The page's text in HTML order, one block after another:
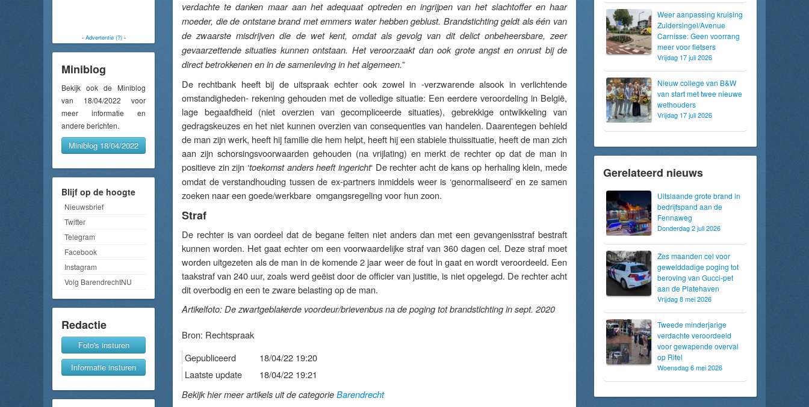
- Advertentie (?)-
Miniblog
Bekijk ook de Miniblog
van 18/04/2022 voor
meer informatie en
andere berichten.
Miniblog 18/04/2022
Blijf op de hoogte
Nieuwsbrief
Twitter
Telegram
Facebook
Instagram
Volg BarendrechtNU
Redactie
Foto's insturen
Informatie insturen
verdachte te danken maar aan het adequaat optreden en ingrijpen van het slachtoffer en haar
moeder, die de ontstane brand met emmers water hebben geblust. Brandstichting geldt als één van
de zwaarste misdrijven die de wet kent, omdat als gevolg van dit delict onbeheersbare, zeer
gevaarzettende situaties kunnen ontstaan. Het veroorzaakt dan ook grote angst en onrust bij de
direct betrokkenen en in de samenleving in het algemeen.”
De rechtbank heeft bij de uitspraak echter ook zowel in -verzwarende alsook in verlichtende
omstandigheden- rekening gehouden met de volledige situatie: Een eerdere veroordeling in België,
lage begaafdheid (niet overzien van gecompliceerde situaties), gebrekkige ontwikkeling van
gedragskeuzes en het niet kunnen overzien van consequenties van handelen. Daarentegen behield
de man zijn werk, heeft hij familie die hem helpt, heeft hij een stabiele thuissituatie, heeft de man zich
aan zijn schorsingsvoorwaarden gehouden (na vrijlating) en merkt de rechter op dat de man in
positieve zin zijn ‘toekomst anders heeft ingericht‘ De rechter acht de kans op herhaling klein, mede
omdat de verstandhouding tussen de ex-partners inmiddels weer is ‘genormaliseerd’ en ze samen
zoeken naar een goede/werkbare omgangsregeling voor hun zoon.
Straf
De rechter is van oordeel dat de begane feiten niet anders dan met een gevangenisstraf bestraft
kunnen worden. Het gaat echter om een voorwaardelijke straf van 360 dagen cel. Deze straf moet
worden uitgezeten als de man in de komende 2 jaar weer de fout in gaat en wordt veroordeeld. Een
taakstraf van 240 uur, zoals werd geëist door de officier van justitie, is niet opgelegd. De rechter acht
dit overbodig en een te zware belasting op de man.
Artikelfoto: De zwartgeblakerde voordeur/brievenbus na de poging tot brandstichting in sept. 2020
Bron: Rechtspraak
Gepubliceerd
18/04/22 19:20
Laatste update
18/04/22 19:21
Bekijk hier meer artikels uit de categorie Barendrecht
Weer aanpassing kruising
Zuidersingel/Avenue
Carnisse: Geen voorrang
meer voor fietsers
Vrijdag 17 juli 2026
Nieuw college van B&W
van start met twee nieuwe
wethouders
Vrijdag 17 juli 2026
Gerelateerd nieuws
Uitslaande grote brand in
bedrijfspand aan de
Fennaweg
Donderdag 2 juli 2026
Zes maanden cel voor
gewelddadige poging tot
beroving van Gucci-pet
aan de Platehaven
Vrijdag 8 mei 2026
Tweede minderjarige
verdachte veroordeeld
voor gewapende overval
op Ritel
Woensdag 6 mei 2026